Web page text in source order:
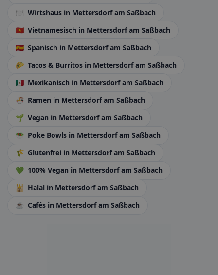
🍽️ Wirtshaus in Mettersdorf am Saßbach
🇻🇳 Vietnamesisch in Mettersdorf am Saßbach
🇪🇸 Spanisch in Mettersdorf am Saßbach
🌮 Tacos & Burritos in Mettersdorf am Saßbach
🇲🇽 Mexikanisch in Mettersdorf am Saßbach
🍜 Ramen in Mettersdorf am Saßbach
🌱 Vegan in Mettersdorf am Saßbach
🥗 Poke Bowls in Mettersdorf am Saßbach
🌾 Glutenfrei in Mettersdorf am Saßbach
💚 100% Vegan in Mettersdorf am Saßbach
🕌 Halal in Mettersdorf am Saßbach
☕ Cafés in Mettersdorf am Saßbach